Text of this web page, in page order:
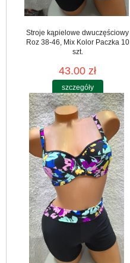
Stroje kąpielowe dwuczęściowy
Roz 38-46, Mix Kolor Paczka 10
szt.
43.00 zł
szczegóły